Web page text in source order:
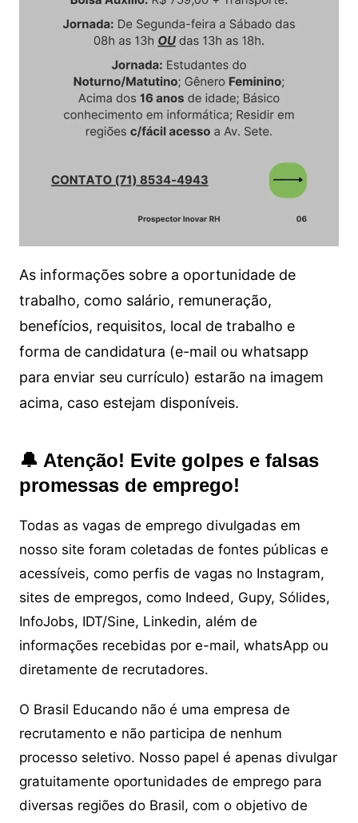
As informações sobre a oportunidade de
trabalho, como salário, remuneração,
benefícios, requisitos, local de trabalho e
forma de candidatura (e-mail ou whatsapp
para enviar seu currículo) estarão na imagem
acima, caso estejam disponíveis.
🔔 Atenção! Evite golpes e falsas
promessas de emprego!
Todas as vagas de emprego divulgadas em
nosso site foram coletadas de fontes públicas e
acessíveis, como perfis de vagas no Instagram,
sites de empregos, como Indeed, Gupy, Sólides,
InfoJobs, IDT/Sine, Linkedin, além de
informações recebidas por e-mail, whatsApp ou
diretamente de recrutadores.
O Brasil Educando não é uma empresa de
recrutamento e não participa de nenhum
processo seletivo. Nosso papel é apenas divulgar
gratuitamente oportunidades de emprego para
diversas regiões do Brasil, com o objetivo de